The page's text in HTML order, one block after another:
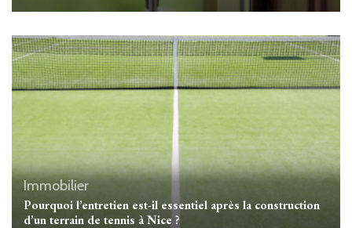
Immobilier
Pourquoi l’entretien est-il essentiel après la construction
d’un terrain de tennis à Nice ?